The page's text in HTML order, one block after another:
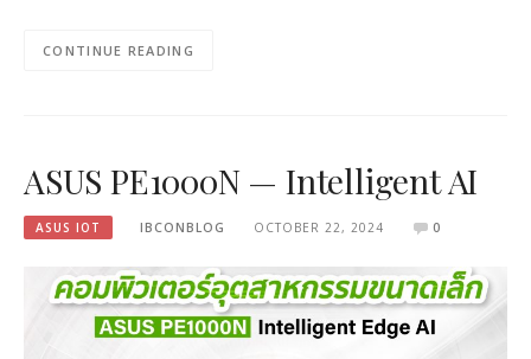
CONTINUE READING
ASUS PE1000N — Intelligent AI
ASUS IOT IBCONBLOG OCTOBER 22, 2024 0